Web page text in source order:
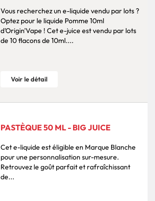
Vous recherchez un e-liquide vendu par lots ?
Optez pour le liquide Pomme 10ml
d'Origin'Vape ! Cet e-juice est vendu par lots
de 10 flacons de 10ml....
Voir le détail
PASTÈQUE 50 ML - BIG JUICE
Cet e-liquide est éligible en Marque Blanche
pour une personnalisation sur-mesure.
Retrouvez le goût parfait et rafraîchissant
de...